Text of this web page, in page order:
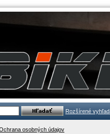
Rozšírené
osobných údajov